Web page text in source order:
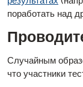
поработать над
Случайным
что участники